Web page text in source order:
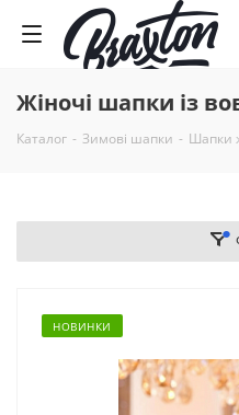
Жіночі шапки із
Каталог - Зимові шапки - Шапки
НОВИНКИ